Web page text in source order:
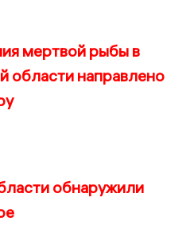
мертвой рыбы в
области направлено
обнаружили